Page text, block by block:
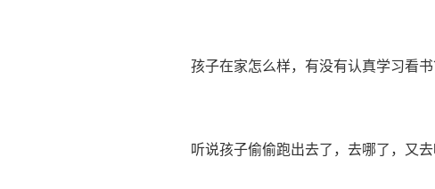
孩子在家怎么样，有没有认真学习看书
听说孩子偷偷跑出去了，去哪了，又去